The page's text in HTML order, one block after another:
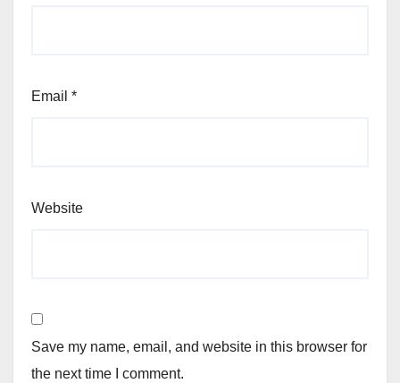
Email *
Website
Save my name, email, and website in this browser for
the next time I comment.